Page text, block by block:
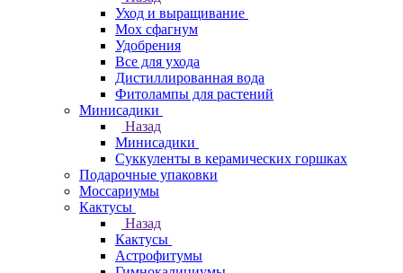
Уход и выращивание
Мох сфагнум
Удобрения
Все для ухода
Дистиллированная вода
Фитолампы для растений
Минисадики
Назад
Минисадики
Суккуленты в керамических горшках
Подарочные упаковки
Моссариумы
Кактусы
Назад
Кактусы
Астрофитумы